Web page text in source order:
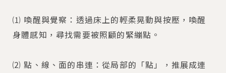
⑴ 喚醒與覺察：透過床上的輕柔晃動與按壓，喚醒
身體感知，尋找需要被照顧的緊繃點。
⑵ 點、線、面的串連：從局部的「點」，推展成連